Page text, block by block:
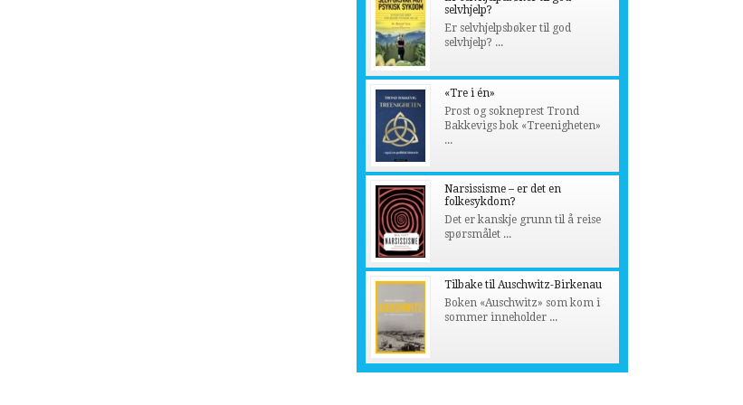
selvhjelp?
Er selvhjelpsbøker til god
selvhjelp? ...
«Tre i én»
Prost og sokneprest Trond
Bakkevigs bok «Treenigheten»
...
Narsissisme – er det en
folkesykdom?
Det er kanskje grunn til å reise
spørsmålet ...
Tilbake til Auschwitz-Birkenau
Boken «Auschwitz» som kom i
sommer inneholder ...